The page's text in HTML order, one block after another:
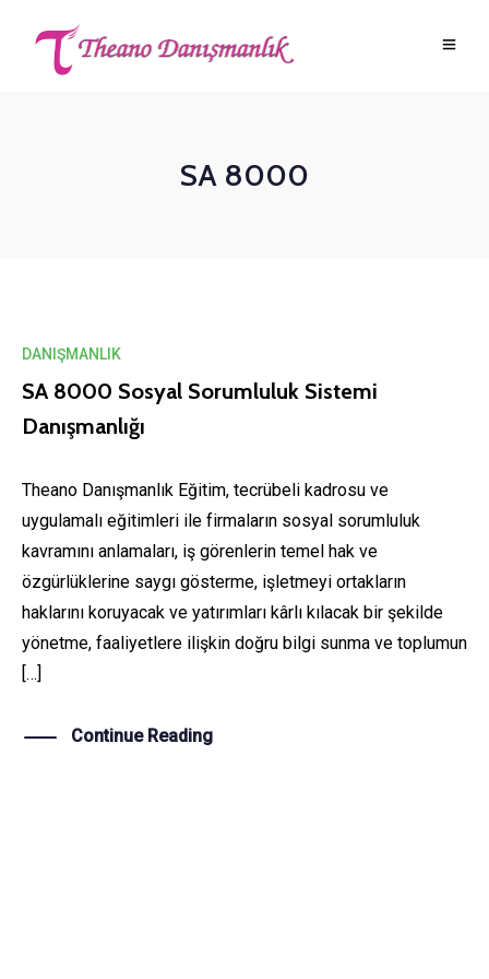
SA 8000
DANIŞMANLIK
SA 8000 Sosyal Sorumluluk Sistemi
Danışmanlığı
Theano Danışmanlık Eğitim, tecrübeli kadrosu ve
uygulamalı eğitimleri ile firmaların sosyal sorumluluk
kavramını anlamaları, iş görenlerin temel hak ve
özgürlüklerine saygı gösterme, işletmeyi ortakların
haklarını koruyacak ve yatırımları kârlı kılacak bir şekilde
yönetme, faaliyetlere ilişkin doğru bilgi sunma ve toplumun
[…]
Continue Reading